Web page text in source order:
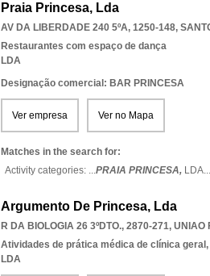
Praia Princesa, Lda
AV DA LIBERDADE 240 5ºA, 1250-148,
Restaurantes com espaço de dança
LDA
Designação comercial: BAR PRINCESA
Ver empresa Ver no Mapa
Matches in the search for:
Activity categories: ...PRAIA PRINCESA, LDA...
Argumento De Princesa, Lda
R DA BIOLOGIA 26 3ºDTO., 2870-271, UNIAO
Atividades de prática médica de clínica
LDA